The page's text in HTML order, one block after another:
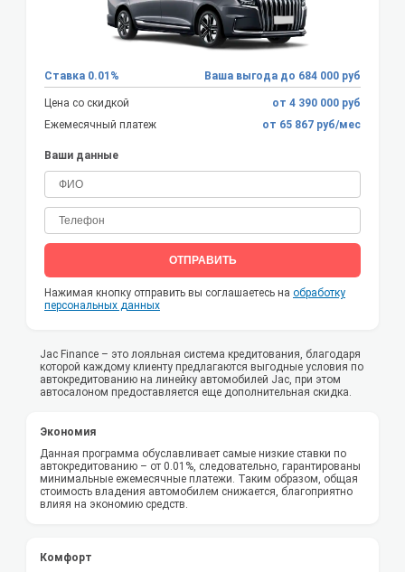
Ставка 0.01% Ваша выгода до 684 000 руб
Цена со скидкой
от 4 390 000 руб
Ежемесячный платеж
от 65 867 руб/мес
Ваши данные
ОТПРАВИТЬ
Нажимая кнопку отправить вы соглашаетесь на обработку
персональных данных
Jac Finance – это лояльная система кредитования, благодаря
которой каждому клиенту предлагаются выгодные условия по
автокредитованию на линейку автомобилей Jac, при этом
автосалоном предоставляется еще дополнительная скидка.
Экономия
Данная программа обуславливает самые низкие ставки по
автокредитованию – от 0.01%, следовательно, гарантированы
минимальные ежемесячные платежи. Таким образом, общая
стоимость владения автомобилем снижается, благоприятно
влияя на экономию средств.
Комфорт